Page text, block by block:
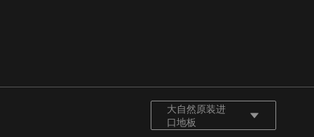
大自然原装进
口地板